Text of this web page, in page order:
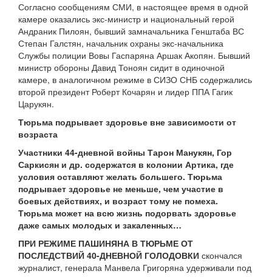
Согласно сообщениям СМИ, в настоящее время в одной
камере оказались экс-министр и национальный герой
Андраник Пилоян, бывший замначальника Генштаба ВС
Степан Галстян, начальник охраны экс-начальника
Службы полиции Вовы Гаспаряна Аршак Акопян. Бывший
министр обороны Давид Тоноян сидит в одиночной
камере, в аналогичном режиме в СИЗО СНБ содержались
второй президент Роберт Кочарян и лидер ППА Гагик
Царукян.
Тюрьма подрывает здоровье вне зависимости от
возраста
Участники 44-дневной войны Тарон Манукян, Гор
Саркисян и др. содержатся в колонии Артика, где
условия оставляют желать большего. Тюрьма
подрывает здоровье не меньше, чем участие в
боевых действиях, и возраст тому не помеха.
Тюрьма может на всю жизнь подорвать здоровье
даже самых молодых и закаленных…
ПРИ РЕЖИМЕ ПАШИНЯНА В ТЮРЬМЕ ОТ
ПОСЛЕДСТВИЙ 40-ДНЕВНОЙ ГОЛОДОВКИ скончался
журналист, генерала Манвела Григоряна удерживали под